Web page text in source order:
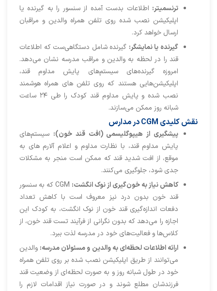
ترنسمیتر: اطلاعات بدست آمده از سنسور را به گیرنده یا
اپلیکیشن نصب شده روی تلفن‌ همراه والدین و مراقبان
ارسال خواهد کرد.
گیرنده یا نمایشگر: گیرنده شامل دستگاهی‌ست که اطلاعات
قند را در لحظه به والدین و مراقب مدرسه نشان می‌دهد.
امروزه گیرنده‌های سیستم‌های پایش مداوم قند،
اپلیکیشن‌هایی‌ هستند که روی تلفن های همراه هوشمند
نصب شده و پایش مداوم قند کودک را طی ۲۴ ساعت
شبانه روز ممکن می‌سازند.
نقش کلیدی CGM در مدارس
پیشگیری از هیپوگلیسمی (افت قند خون): سیستم‌های
پایش مداوم قند، با نظارت مداوم و اعلام آلارم های به
موقع، از افت شدید قند که ممکن است منجر به مشکلات
جدی شود، جلوگیری می‌کنند.
کاهش نیاز به خون‌گیری از نوک انگشت:
CGM که به سنسور
قند خون بدون درد نیز معروف است با کاهش تعداد
دفعات اندازه‌گیری قند خون از نوک انگشت، به کودک این
اجازه را می‌دهد که بدون نگرانی از فرآیند تست قند خون، از
کلاس‌ها و فعالیت‌های خود در مدرسه لذت ببرد.
ارائه اطلاعات لحظه‌ای به والدین و مسئولان مدرسه: والدین
می‌توانند از طریق اپلیکیشن نصب شده بر روی تلفن همراه
خود در طول شبانه روز و به صورت لحظه‌ای از وضعیت قند
فرزندشان مطلع شوند و در صورت نیاز اقدامات لازم را